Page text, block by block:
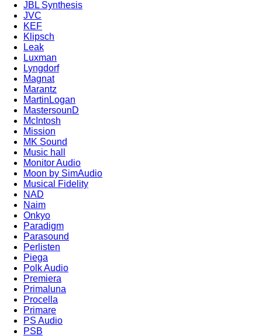
JBL Synthesis
JVC
KEF
Klipsch
Leak
Luxman
Lyngdorf
Magnat
Marantz
MartinLogan
MastersounD
McIntosh
Mission
MK Sound
Music hall
Monitor Audio
Moon by SimAudio
Musical Fidelity
NAD
Naim
Onkyo
Paradigm
Parasound
Perlisten
Piega
Polk Audio
Premiera
Primaluna
Procella
Primare
PS Audio
PSB